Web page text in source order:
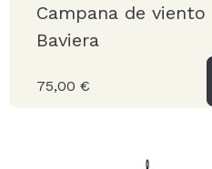
Campana de viento
Baviera
75,00 €